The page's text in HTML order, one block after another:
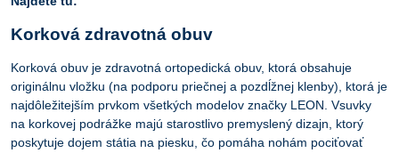
Korková zdravotná obuv
Korková obuv je zdravotná ortopedická obuv, ktorá obsahuje
originálnu vložku (na podporu priečnej a pozdĺžnej klenby), ktorá je
najdôležitejším prvkom všetkých modelov značky LEON. Vsuvky
na korkovej podrážke majú starostlivo premyslený dizajn, ktorý
poskytuje dojem státia na piesku, čo pomáha nohám pociťovať